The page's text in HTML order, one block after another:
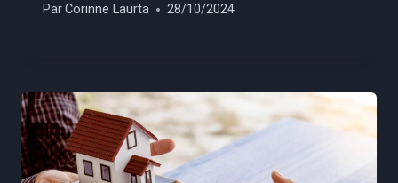
ParCorinne Laurta 28/10/2024